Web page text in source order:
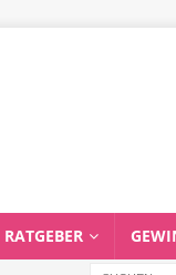
RATGEBER